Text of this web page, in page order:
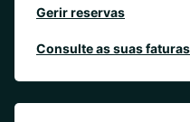
Gerir reservas
Consulte as suas faturas